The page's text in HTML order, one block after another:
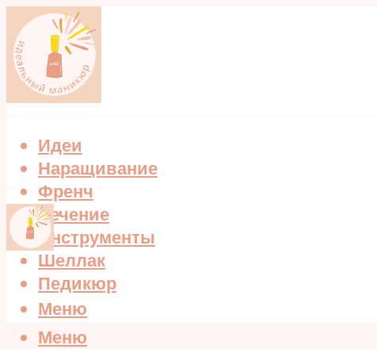
Идеи
Наращивание
Френч
Лечение
Инструменты
Шеллак
Педикюр
Меню
Меню